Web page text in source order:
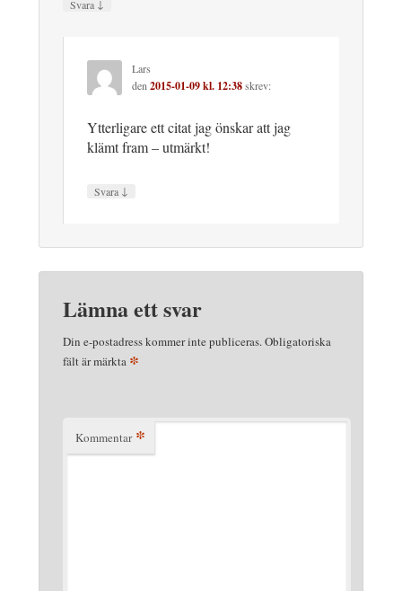
Svara ↓
Lars
den 2015-01-09 kl. 12:38skrev:
Ytterligare ett citat jag önskar att jag
klämt fram – utmärkt!
Svara ↓
Lämna ett svar
Din e-postadress kommer inte publiceras.Obligatoriska
fält är märkta *
Kommentar *